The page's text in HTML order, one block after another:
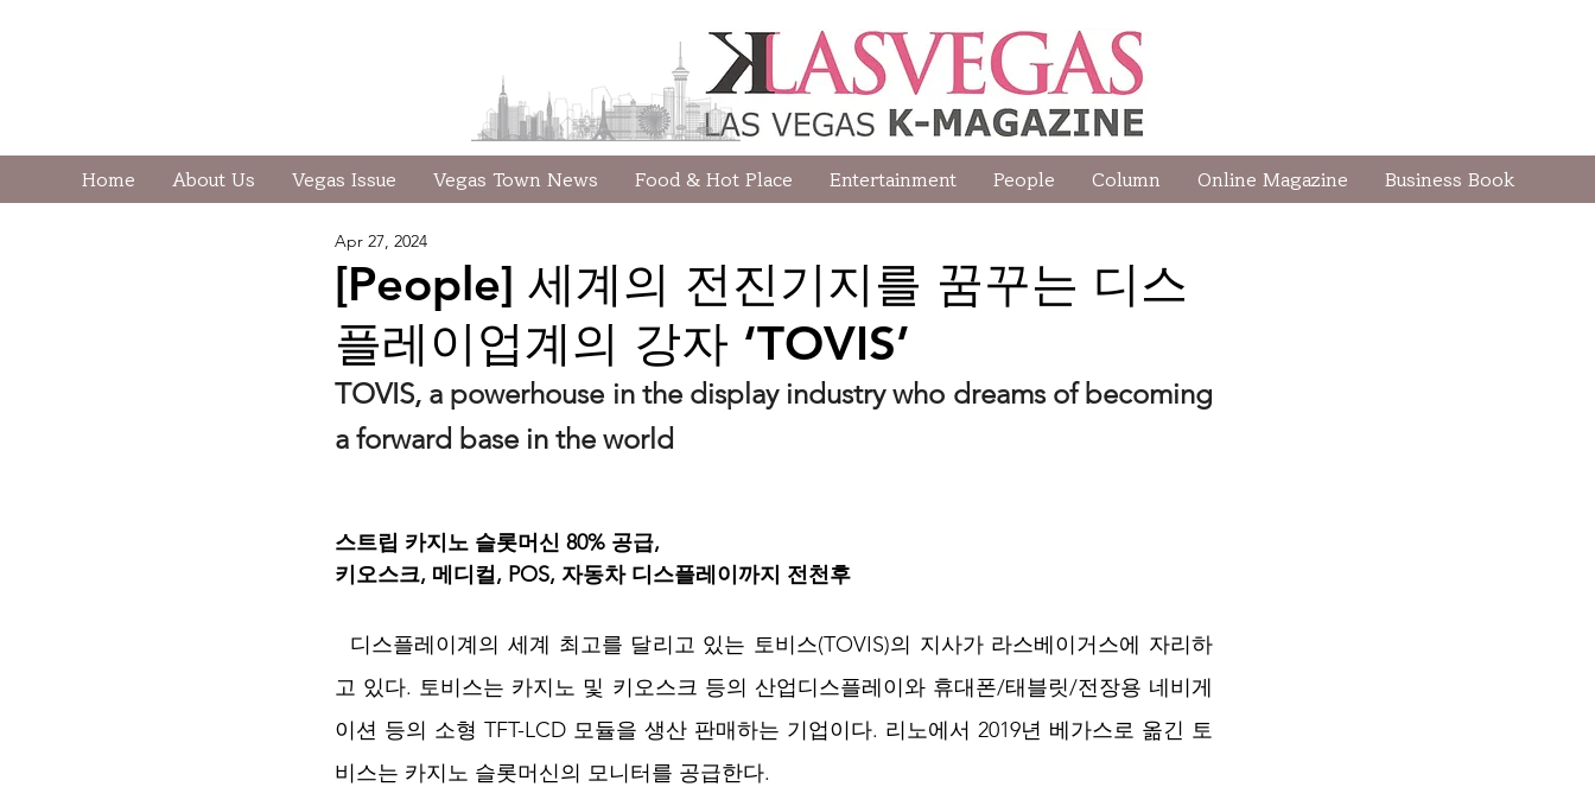
Home About Us Vegas Issue Vegas Town News Food & Hot Place Entertainment People Column Online Magazine Business Book
[People] 세계의 전진기지를 꿈꾸는 디스
플레이업계의 강자 ‘TOVIS’
Apr 27, 2024
TOVIS, a powerhouse in the display industry who dreams of becoming
a forward base in the world
스트립 카지노 슬롯머신 80% 공급,
키오스크, 메디컬, POS, 자동차 디스플레이까지 전천후
디스플레이계의 세계 최고를 달리고 있는 토비스(TOVIS)의 지사가 라스베이거스에 자리하
고 있다. 토비스는 카지노 및 키오스크 등의 산업디스플레이와 휴대폰/태블릿/전장용 네비게
이션 등의 소형 TFT-LCD 모듈을 생산 판매하는 기업이다. 리노에서 2019년 베가스로 옮긴 토
비스는 카지노 슬롯머신의 모니터를 공급한다.